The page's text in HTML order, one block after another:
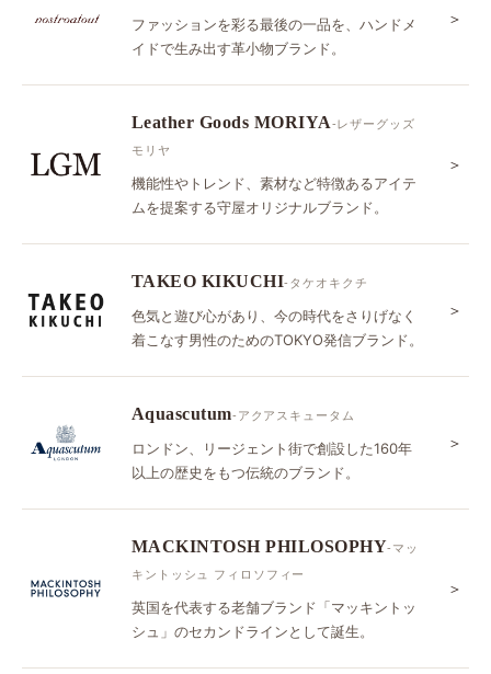
ファッションを彩る最後の一品を、ハンドメ
イドで生み出す革小物ブランド。
＞
Leather Goods MORIYA-レザーグッズ
モリヤ
機能性やトレンド、素材など特徴あるアイテ
ムを提案する守屋オリジナルブランド。
＞
TAKEO KIKUCHI-タケオキクチ
色気と遊び心があり、今の時代をさりげなく
着こなす男性のためのTOKYO発信ブランド。
＞
Aquascutum-アクアスキュータム
ロンドン、リージェント街で創設した160年
以上の歴史をもつ伝統のブランド。
＞
MACKINTOSH PHILOSOPHY-マッ
キントッシュ フィロソフィー
英国を代表する老舗ブランド「マッキントッ
シュ」のセカンドラインとして誕生。
＞